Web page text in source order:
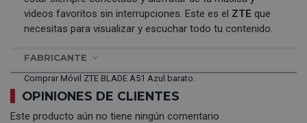
videos favoritos sin interrupciones. Este es el ZTE que
necesitas para visualizar y escuchar todo tu contenido.
FABRICANTE
Comprar Móvil ZTE BLADE A51 Azul barato.
OPINIONES DE CLIENTES
Este producto aún no tiene ningún comentario